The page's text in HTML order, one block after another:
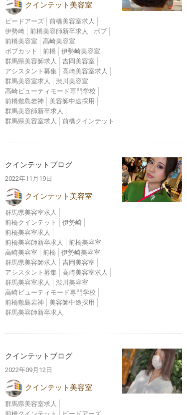
クインテット美容室
ビードアーズ
前橋美容室求人
伊勢崎
前橋美容師新卒求人
ボブ
前橋美容室
高崎美容室
ボブカット
前橋
伊勢崎美容室
群馬県美容師求人
吉岡美容室
アシスタント募集
高崎美容室求人
群馬美容室求人
渋川美容室
高崎ビューティモード専門学校
前橋敷島岩神
美容師中途採用
群馬美容師新卒求人
群馬県美容室求人
前橋クインテット
クインテットブログ
2022年11月19日
クインテット美容室
群馬県美容室求人
前橋クインテット
伊勢崎
前橋美容室求人
前橋美容師新卒求人
前橋美容室
高崎美容室
前橋
伊勢崎美容室
群馬県美容師求人
吉岡美容室
アシスタント募集
高崎美容室求人
群馬美容室求人
渋川美容室
高崎ビューティモード専門学校
前橋敷島岩神
美容師中途採用
群馬美容師新卒求人
クインテットブログ
2022年09月12日
クインテット美容室
群馬県美容室求人